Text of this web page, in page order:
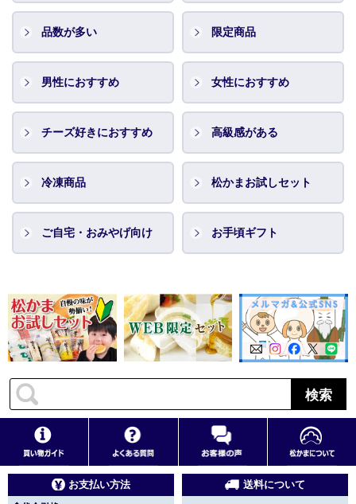
品数が多い 限定商品
男性におすすめ 女性におすすめ
チーズ好きにおすすめ 高級感がある
冷凍商品 松かまお試しセット
ご自宅・おみやげ向け お手頃ギフト
検索
お支払い方法 送料について